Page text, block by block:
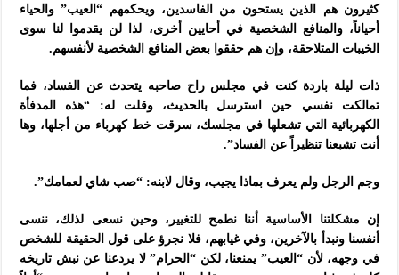
كثيرون هم الذين يستحون من الفاسدين، ويحكمهم “العيب” والحياء
أحياناً، والمنافع الشخصية في أحايين أخرى، لذا لن يقدموا لنا سوى
الخيبات المتلاحقة، وإن هم حققوا بعض المنافع الشخصية لأنفسهم.
ذات ليلة باردة كنت في مجلس راح صاحبه يتحدث عن الفساد، فما
تمالكت نفسي حين استرسل بالحديث، وقلت له: “هذه المدفأة
الكهربائية التي تشعلها في مجلسك، سرقت خط كهرباء من أجلها، وها
أنت تشبعنا تنظيراً عن الفساد”.
وجم الرجل ولم يعرف بماذا يجيب، وقال لابنه: “صب شاي لعمامك”.
إن مشكلتنا الأساسية أننا نطمح للتغيير، وحين نسعى لذلك، ننسى
أنفسنا ونبدأ بالآخرين، وفي غيابهم، فلا نجرؤ على قول الحقيقة للشخص
في وجهه، لأن “العيب” يمنعنا، لكن “الحرام” لا يردعنا عن نبش تاريخه